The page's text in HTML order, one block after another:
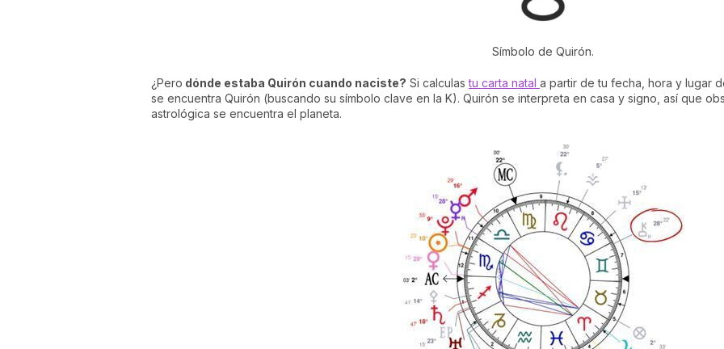
Símbolo de Quirón.
¿Pero dónde estaba Quirón cuando naciste? Si calculastu carta natal a partir de tu fecha, hora y lugar
se encuentra Quirón (buscando su símbolo clave en la K). Quirón se interpreta en casa y signo, así que
astrológica se encuentra el planeta.